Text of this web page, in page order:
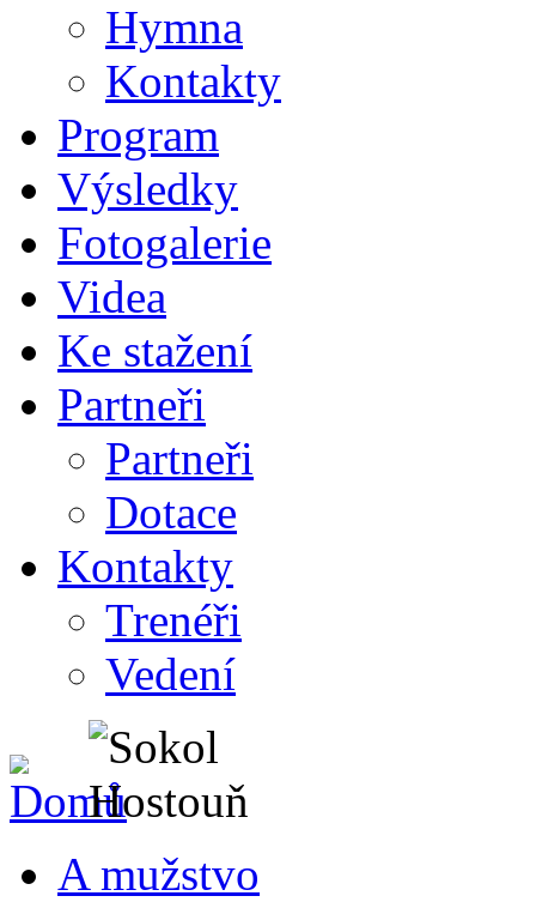
Hymna
Kontakty
Program
Výsledky
Fotogalerie
Videa
Ke stažení
Partneři
Partneři
Dotace
Kontakty
Trenéři
Vedení
A mužstvo